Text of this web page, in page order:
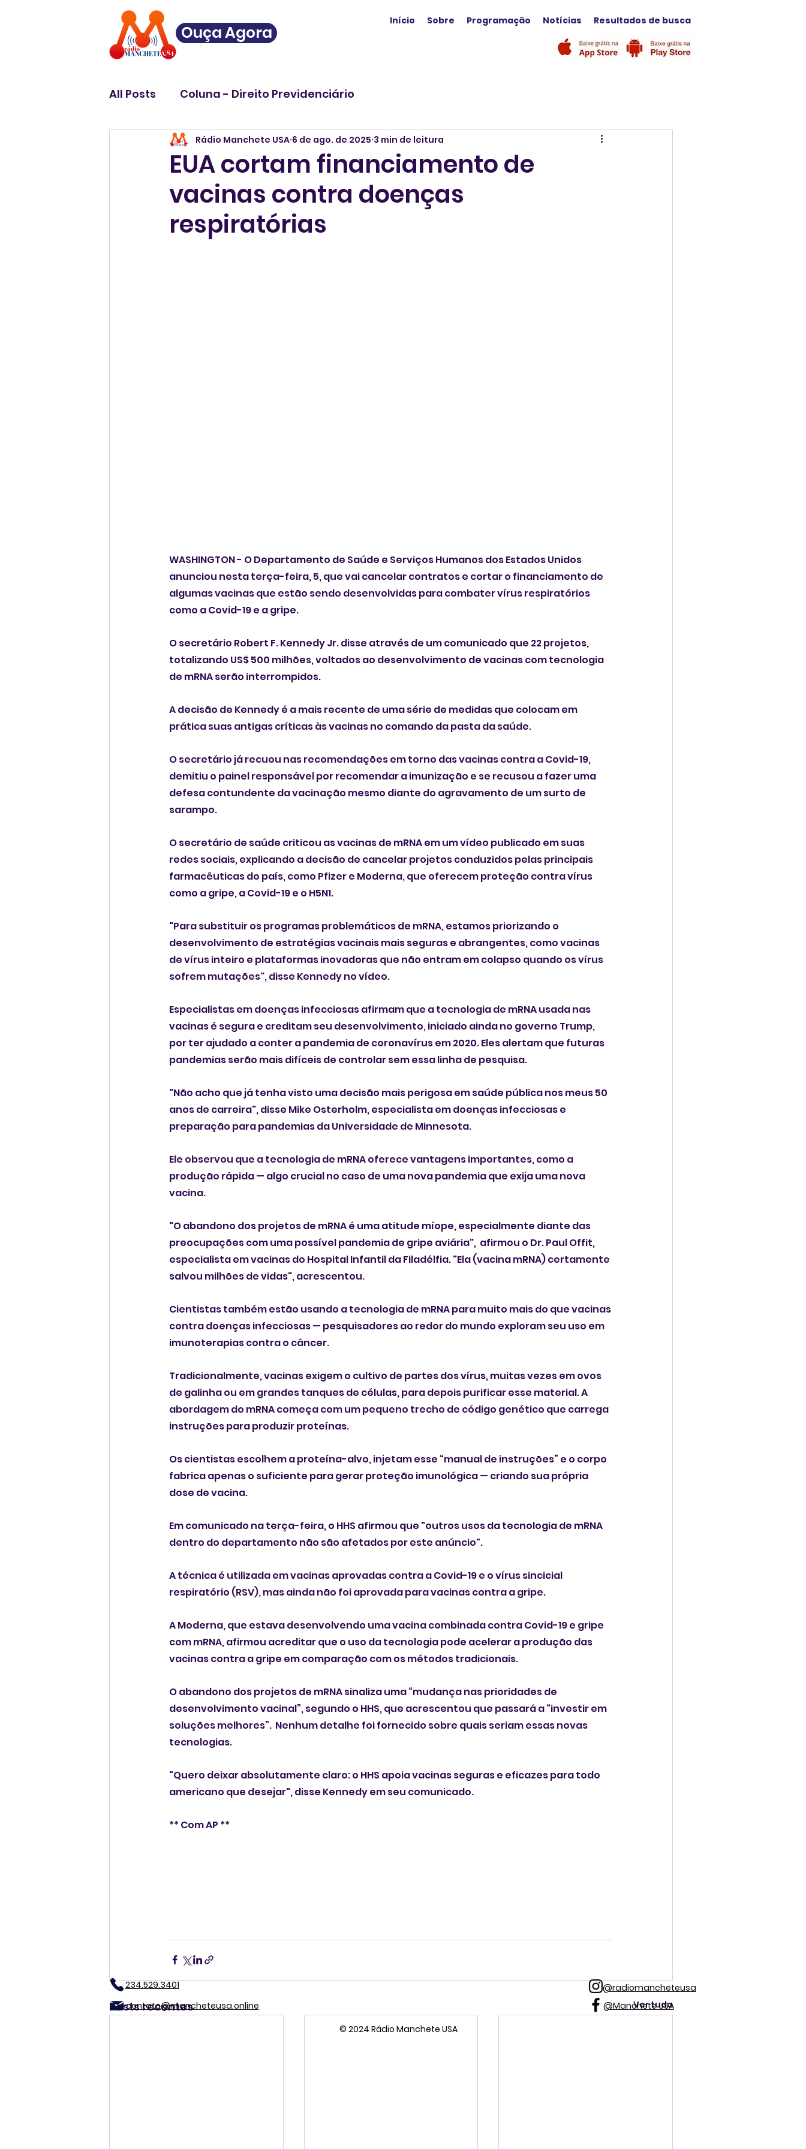
Ouça Agora
Início Sobre Programação Notícias Resultados de busca
All Posts Coluna - Direito Previdenciário
EUA cortam financiamento de
vacinas contra doenças
respiratórias
Rádio Manchete USA 6 de ago. de 2025 3 min de leitura
WASHINGTON - O Departamento de Saúde e Serviços Humanos dos Estados Unidos
anunciou nesta terça-feira, 5, que vai cancelar contratos e cortar o financiamento de
algumas vacinas que estão sendo desenvolvidas para combater vírus respiratórios
como a Covid-19 e a gripe.
O secretário Robert F. Kennedy Jr. disse através de um comunicado que 22 projetos,
totalizando US$ 500 milhões, voltados ao desenvolvimento de vacinas com tecnologia
de mRNA serão interrompidos.
A decisão de Kennedy é a mais recente de uma série de medidas que colocam em
prática suas antigas críticas às vacinas no comando da pasta da saúde.
O secretário já recuou nas recomendações em torno das vacinas contra a Covid-19,
demitiu o painel responsável por recomendar a imunização e se recusou a fazer uma
defesa contundente da vacinação mesmo diante do agravamento de um surto de
sarampo.
O secretário de saúde criticou as vacinas de mRNA em um vídeo publicado em suas
redes sociais, explicando a decisão de cancelar projetos conduzidos pelas principais
farmacêuticas do país, como Pfizer e Moderna, que oferecem proteção contra vírus
como a gripe, a Covid-19 e o H5N1.
"Para substituir os programas problemáticos de mRNA, estamos priorizando o
desenvolvimento de estratégias vacinais mais seguras e abrangentes, como vacinas
de vírus inteiro e plataformas inovadoras que não entram em colapso quando os vírus
sofrem mutações", disse Kennedy no vídeo.
Especialistas em doenças infecciosas afirmam que a tecnologia de mRNA usada nas
vacinas é segura e creditam seu desenvolvimento, iniciado ainda no governo Trump,
por ter ajudado a conter a pandemia de coronavírus em 2020. Eles alertam que futuras
pandemias serão mais difíceis de controlar sem essa linha de pesquisa.
"Não acho que já tenha visto uma decisão mais perigosa em saúde pública nos meus 50
anos de carreira", disse Mike Osterholm, especialista em doenças infecciosas e
preparação para pandemias da Universidade de Minnesota.
Ele observou que a tecnologia de mRNA oferece vantagens importantes, como a
produção rápida — algo crucial no caso de uma nova pandemia que exija uma nova
vacina.
"O abandono dos projetos de mRNA é uma atitude míope, especialmente diante das
preocupações com uma possível pandemia de gripe aviária",  afirmou o Dr. Paul Offit,
especialista em vacinas do Hospital Infantil da Filadélfia. "Ela (vacina mRNA) certamente
salvou milhões de vidas", acrescentou.
Cientistas também estão usando a tecnologia de mRNA para muito mais do que vacinas
contra doenças infecciosas — pesquisadores ao redor do mundo exploram seu uso em
imunoterapias contra o câncer.
Tradicionalmente, vacinas exigem o cultivo de partes dos vírus, muitas vezes em ovos
de galinha ou em grandes tanques de células, para depois purificar esse material. A
abordagem do mRNA começa com um pequeno trecho de código genético que carrega
instruções para produzir proteínas.
Os cientistas escolhem a proteína-alvo, injetam esse “manual de instruções” e o corpo
fabrica apenas o suficiente para gerar proteção imunológica — criando sua própria
dose de vacina.
Em comunicado na terça-feira, o HHS afirmou que "outros usos da tecnologia de mRNA
dentro do departamento não são afetados por este anúncio".
A técnica é utilizada em vacinas aprovadas contra a Covid-19 e o vírus sincicial
respiratório (RSV), mas ainda não foi aprovada para vacinas contra a gripe.
A Moderna, que estava desenvolvendo uma vacina combinada contra Covid-19 e gripe
com mRNA, afirmou acreditar que o uso da tecnologia pode acelerar a produção das
vacinas contra a gripe em comparação com os métodos tradicionais.
O abandono dos projetos de mRNA sinaliza uma “mudança nas prioridades de
desenvolvimento vacinal”, segundo o HHS, que acrescentou que passará a “investir em
soluções melhores”.  Nenhum detalhe foi fornecido sobre quais seriam essas novas
tecnologias.
"Quero deixar absolutamente claro: o HHS apoia vacinas seguras e eficazes para todo
americano que desejar", disse Kennedy em seu comunicado.
** Com AP **
Posts recentes Ver tudo
234.529.3401
contato@mancheteusa.online
@radiomancheteusa
@Manchete USA
© 2024 Rádio Manchete USA